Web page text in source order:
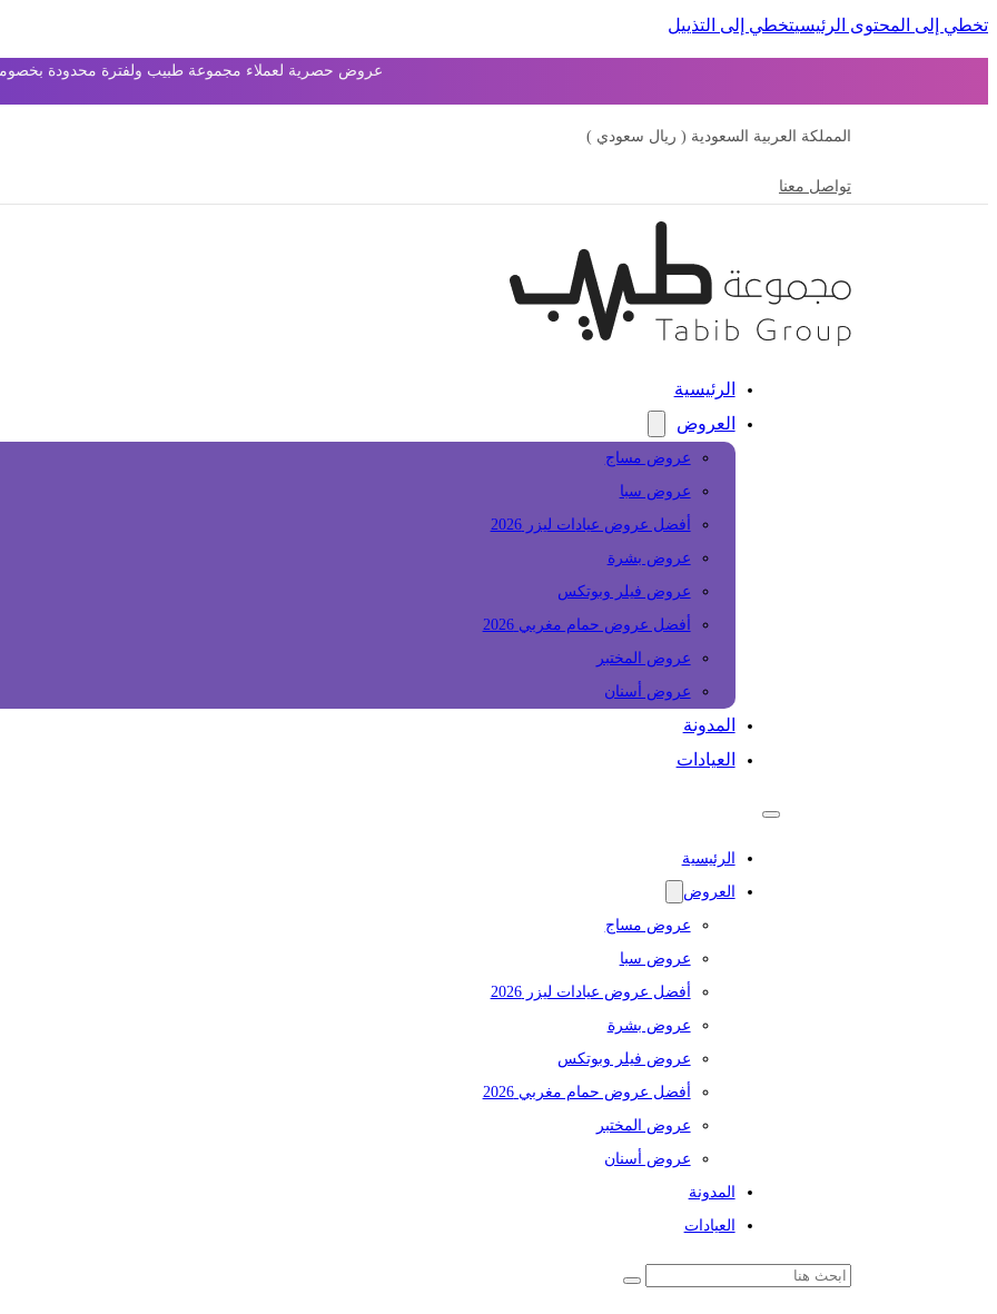
تخطي إلى المحتوى الرئيسيتخطي إلى التذييل
عروض حصرية لعملاء مجموعة طبيب ولفترة محدودة بخصومات
المملكة العربية السعودية ( ريال سعودي )
تواصل معنا
الرئيسية
العروض
عروض مساج
عروض سبا
أفضل عروض عيادات ليزر 2026
عروض بشرة
عروض فيلر وبوتكس
أفضل عروض حمام مغربي 2026
عروض المختبر
عروض أسنان
المدونة
العيادات
الرئيسية
العروض
عروض مساج
عروض سبا
أفضل عروض عيادات ليزر 2026
عروض بشرة
عروض فيلر وبوتكس
أفضل عروض حمام مغربي 2026
عروض المختبر
عروض أسنان
المدونة
العيادات